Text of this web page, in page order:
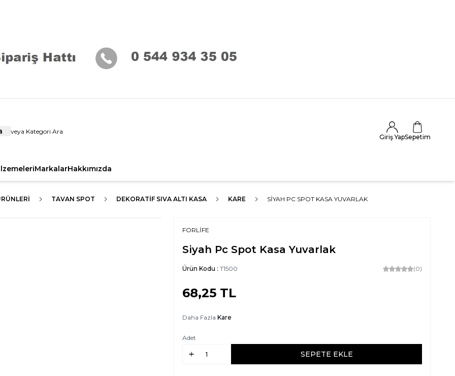
Giriş YapSepetim
MarkalarHakkımızda
TAVAN SPOT DEKORATIF SIVA ALTI KASA KARE SIYAH PC SPOT KASA YUVARLAK
FORLİFE
Siyah Pc Spot Kasa Yuvarlak
Ürün Kodu : T1500 (0)
68,25 TL
Daha Fazla Kare
Adet
SEPETE EKLE